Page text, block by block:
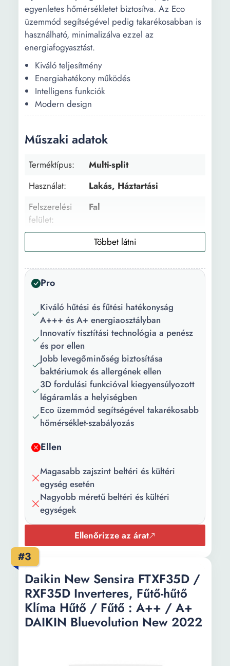
egyenletes hőmérsékletet biztosítva. Az Eco
üzemmód segítségével pedig takarékosabban is
használható, minimalizálva ezzel az
energiafogyasztást.
Kiváló teljesítmény
Energiahatékony működés
Intelligens funkciók
Modern design
Műszaki adatok
Terméktípus:
Multi-split
Használat:
Lakás, Háztartási
Felszerelési
felület:
Fal
3.5 kWh
Minimális
hűtési
üzemmódban
(-°C):
Maximális
hőmérséklet
hűtési
üzemmódban
(°+C):
32
Maximális
hőmérséklet
fűtési
üzemmódban
(+°C):
30
Inverter:
Igen
Hűtési
energiahatékonyság:
A+++
Fűtési
energiahatékonyság:
SEER
szezonális
hűtési hatásfok:
8.5
Pro
Kiváló hűtési és fűtési hatékonyság
A+++ és A+ energiaosztályban
Innovatív tisztítási technológia a penész
és por ellen
Jobb levegőminőség biztosítása
baktériumok és allergének ellen
3D fordulási funkcióval kiegyensúlyozott
légáramlás a helyiségben
Eco üzemmód segítségével takarékosabb
hőmérséklet-szabályozás
Ellen
Magasabb zajszint beltéri és kültéri
egység esetén
Nagyobb méretű beltéri és kültéri
egységek
Ellenőrizze az árat
#3
Daikin New Sensira FTXF35D /
RXF35D Inverteres, Fűtő-hűtő
Klíma Hűtő / Fűtő : A++ / A+
DAIKIN Bluevolution New 2022